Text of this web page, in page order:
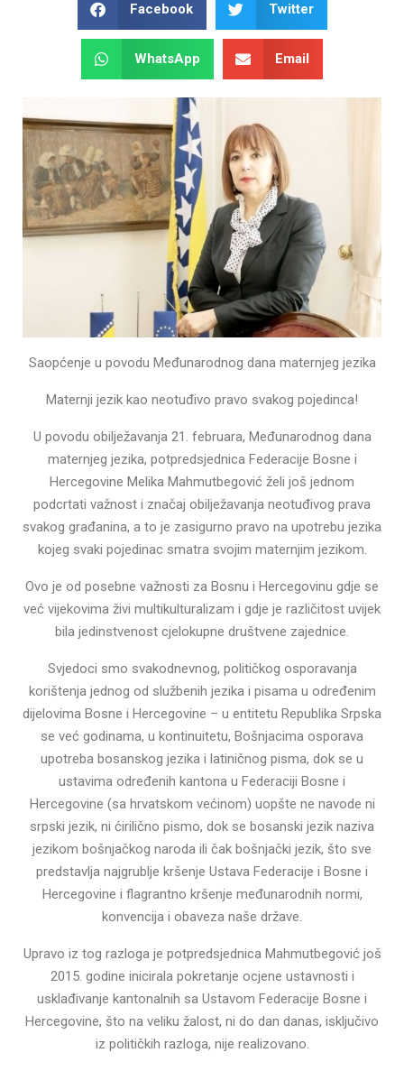
Facebook Twitter
WhatsApp Email
Saopćenje u povodu Međunarodnog dana maternjeg jezika
Maternji jezik kao neotuđivo pravo svakog pojedinca!
U povodu obilježavanja 21. februara, Međunarodnog dana
maternjeg jezika, potpredsjednica Federacije Bosne i
Hercegovine Melika Mahmutbegović želi još jednom
podcrtati važnost i značaj obilježavanja neotuđivog prava
svakog građanina, a to je zasigurno pravo na upotrebu jezika
kojeg svaki pojedinac smatra svojim maternjim jezikom.
Ovo je od posebne važnosti za Bosnu i Hercegovinu gdje se
već vijekovima živi multikulturalizam i gdje je različitost uvijek
bila jedinstvenost cjelokupne društvene zajednice.
Svjedoci smo svakodnevnog, političkog osporavanja
korištenja jednog od službenih jezika i pisama u određenim
dijelovima Bosne i Hercegovine – u entitetu Republika Srpska
se već godinama, u kontinuitetu, Bošnjacima osporava
upotreba bosanskog jezika i latiničnog pisma, dok se u
ustavima određenih kantona u Federaciji Bosne i
Hercegovine (sa hrvatskom većinom) uopšte ne navode ni
srpski jezik, ni ćirilično pismo, dok se bosanski jezik naziva
jezikom bošnjačkog naroda ili čak bošnjački jezik, što sve
predstavlja najgrublje kršenje Ustava Federacije i Bosne i
Hercegovine i flagrantno kršenje međunarodnih normi,
konvencija i obaveza naše države.
Upravo iz tog razloga je potpredsjednica Mahmutbegović još
2015. godine inicirala pokretanje ocjene ustavnosti i
usklađivanje kantonalnih sa Ustavom Federacije Bosne i
Hercegovine, što na veliku žalost, ni do dan danas, isključivo
iz političkih razloga, nije realizovano.